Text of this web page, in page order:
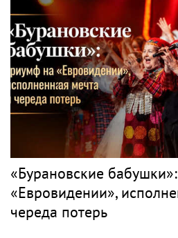
«Бурановские
«Евровидении»,
череда потерь